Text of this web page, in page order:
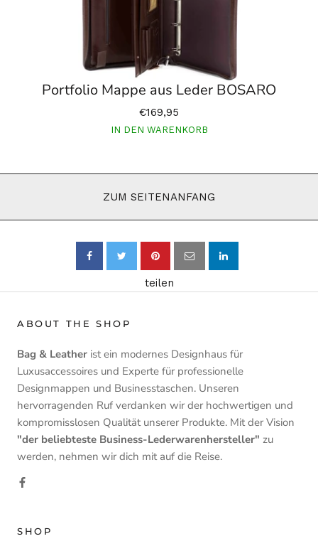
Portfolio Mappe aus Leder BOSARO
€169,95
IN DEN WARENKORB
ZUM SEITENANFANG
teilen
ABOUT THE SHOP
Bag & Leather ist ein modernes Designhaus für
Luxusaccessoires und Experte für professionelle
Designmappen und Businesstaschen. Unseren
hervorragenden Ruf verdanken wir der hochwertigen und
kompromisslosen Qualität unserer Produkte. Mit der Vision
"der beliebteste Business-Lederwarenhersteller" zu
werden, nehmen wir dich mit auf die Reise.
SHOP